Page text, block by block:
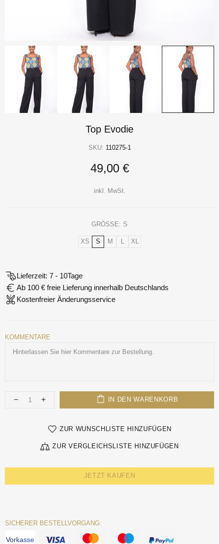
Top Evodie
SKU: 110275-1
49,00 €
inkl. MwSt.
GRÖSSE: S
XS S M L XL
Lieferzeit: 7 - 10Tage
Ab 100 € freie Lieferung innerhalb Deutschlands
Kostenfreier Änderungsservice
KOMMENTARE
IN DEN WARENKORB
ZUR WUNSCHLISTE HINZUFÜGEN
ZUR VERGLEICHSLISTE HINZUFÜGEN
JETZT KAUFEN
SICHERER BESTELLVORGANG:
Vorkasse